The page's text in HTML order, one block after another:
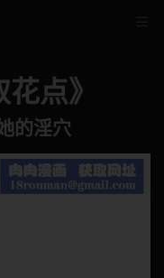
点》
的淫穴